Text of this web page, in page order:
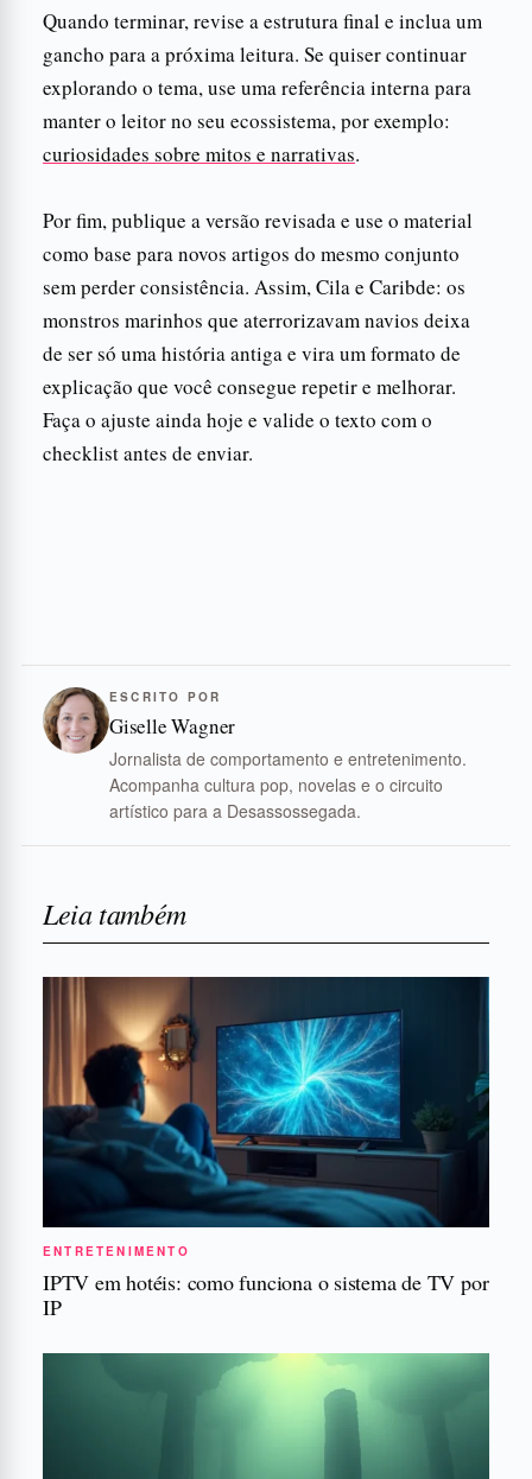
Quando terminar, revise a estrutura final e inclua um
gancho para a próxima leitura. Se quiser continuar
explorando o tema, use uma referência interna para
manter o leitor no seu ecossistema, por exemplo:
curiosidades sobre mitos e narrativas.
Por fim, publique a versão revisada e use o material
como base para novos artigos do mesmo conjunto
sem perder consistência. Assim, Cila e Caribde: os
monstros marinhos que aterrorizavam navios deixa
de ser só uma história antiga e vira um formato de
explicação que você consegue repetir e melhorar.
Faça o ajuste ainda hoje e valide o texto com o
checklist antes de enviar.
ESCRITO POR
Giselle Wagner
Jornalista de comportamento e entretenimento.
Acompanha cultura pop, novelas e o circuito
artístico para a Desassossegada.
Leia também
ENTRETENIMENTO
IPTV em hotéis: como funciona o sistema de TV por
IP